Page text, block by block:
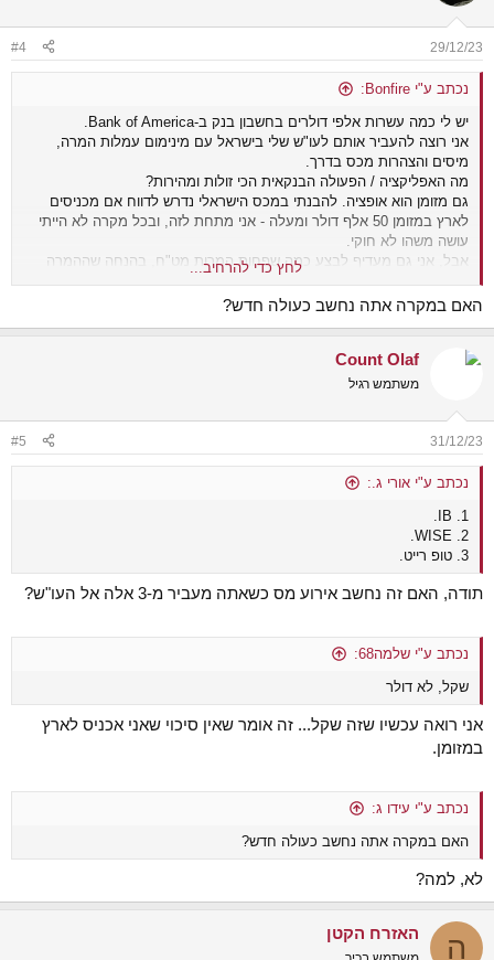
29/12/23
#4
נכתב ע"י Bonfire:
יש לי כמה עשרות אלפי דולרים בחשבון בנק ב-Bank of America.
אני רוצה להעביר אותם לעו"ש שלי בישראל עם מינימום עמלות המרה,
מיסים והצהרות מכס בדרך.
מה האפליקציה / הפעולה הבנקאית הכי זולות ומהירות?
גם מזומן הוא אופציה. להבנתי במכס הישראלי נדרש לדווח אם מכניסים
לארץ במזומן 50 אלף דולר ומעלה - אני מתחת לזה, ובכל מקרה לא הייתי
עושה משהו לא חוקי.
אבל, אני גם מעדיף לבצע כמה שפחות המרות מט"ח, בהנחה שההמרה
אני מניח שיש הרבה שיטות אבל לא ראיתי בפורום ובאינטרנט משהו מתאים
לחץ כדי להרחיב...
האם במקרה אתה נחשב כעולה חדש?
Count Olaf
משתמש רגיל
31/12/23
#5
נכתב ע"י אורי ג.:
1. IB.
2. WISE.
3. טופ רייט.
תודה, האם זה נחשב אירוע מס כשאתה מעביר מ-3 אלה אל העו"ש?
נכתב ע"י שלמה68:
שקל, לא דולר
אני רואה עכשיו שזה שקל... זה אומר שאין סיכוי שאני אכניס לארץ
במזומן.
נכתב ע"י עידו ג:
האם במקרה אתה נחשב כעולה חדש?
לא, למה?
ה האזרח הקטן